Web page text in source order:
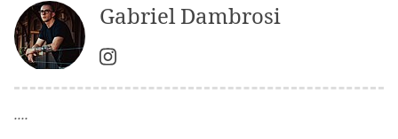
Gabriel Dambrosi
....